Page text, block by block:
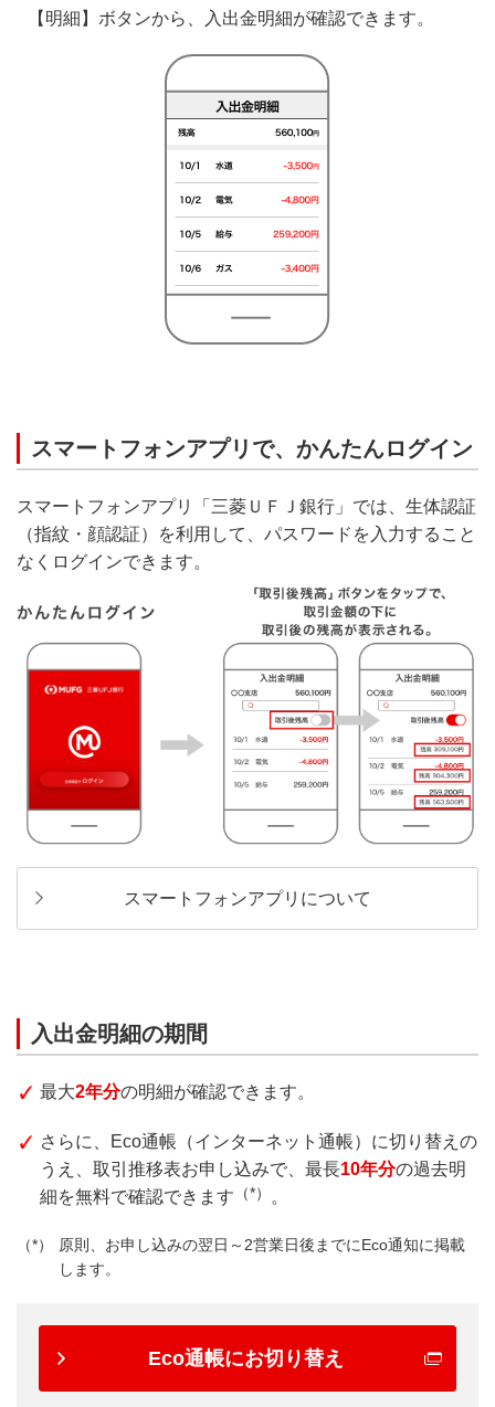
【明細】ボタンから、入出金明細が確認できます。
スマートフォンアプリで、かんたんログイン
スマートフォンアプリ「三菱ＵＦＪ銀行」では、生体認証
（指紋・顔認証）を利用して、パスワードを入力すること
なくログインできます。
スマートフォンアプリについて
入出金明細の期間
最大2年分の明細が確認できます。
さらに、Eco通帳（インターネット通帳）に切り替えの
うえ、取引推移表お申し込みで、最長10年分の過去明
細を無料で確認できます （*） 。
原則、お申し込みの翌日～2営業日後までにEco通知に掲載
します。
Eco通帳にお切り替え